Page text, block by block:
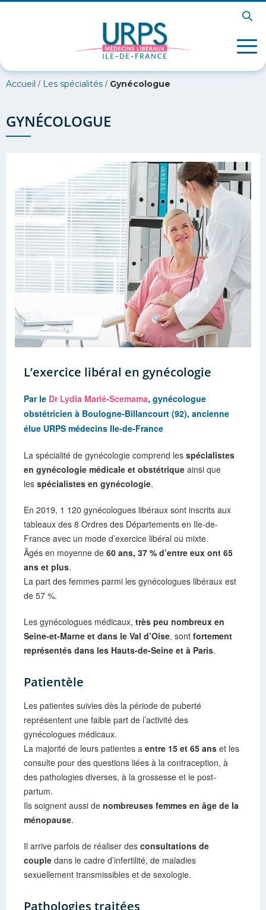
Accueil / Les spécialités / Gynécologue
GYNÉCOLOGUE
L’exercice libéral en gynécologie
Par le Dr Lydia Marié-Scemama, gynécologue
obstétricien à Boulogne-Billancourt (92), ancienne
élue URPS médecins Ile-de-France
La spécialité de gynécologie comprend les spécialistes
en gynécologie médicale et obstétrique ainsi que
les spécialistes en gynécologie.
En 2019, 1 120 gynécologues libéraux sont inscrits aux
tableaux des 8 Ordres des Départements en Ile-de-
France avec un mode d’exercice libéral ou mixte.
Âgés en moyenne de 60 ans, 37 % d’entre eux ont 65
ans et plus.
La part des femmes parmi les gynécologues libéraux est
de 57 %.
Les gynécologues médicaux, très peu nombreux en
Seine-et-Marne et dans le Val d’Oise, sont fortement
représentés dans les Hauts-de-Seine et à Paris.
Patientèle
Les patientes suivies dès la période de puberté
représentent une faible part de l’activité des
gynécologues médicaux.
La majorité de leurs patientes a entre 15 et 65 ans et les
consulte pour des questions liées à la contraception, à
des pathologies diverses, à la grossesse et le post-
partum.
Ils soignent aussi de nombreuses femmes en âge de la
ménopause.
Il arrive parfois de réaliser des consultations de
couple dans le cadre d’infertilité, de maladies
sexuellement transmissibles et de sexologie.
Pathologies traitées